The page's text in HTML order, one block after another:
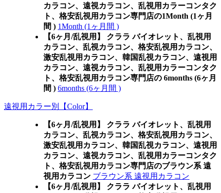
カラコン、遠視カラコン、乱視用カラーコンタク
ト、格安乱視用カラコン専門店の1Month (1ヶ月
間 ) 1Month (1ヶ月間 )
【6ヶ月/乱視用】 クララ バイオレット、乱視用
カラコン、乱視カラコン、格安乱視用カラコン、
激安乱視用カラコン、韓国乱視カラコン、遠視用
カラコン、遠視カラコン、乱視用カラーコンタク
ト、格安乱視用カラコン専門店の 6months (6ヶ月
間 ) 6months (6ヶ月間 )
遠視用カラー別【Color】
【6ヶ月/乱視用】 クララ バイオレット、乱視用
カラコン、乱視カラコン、格安乱視用カラコン、
激安乱視用カラコン、韓国乱視カラコン、遠視用
カラコン、遠視カラコン、乱視用カラーコンタク
ト、格安乱視用カラコン専門店のブラウン系 遠
視用カラコン ブラウン系 遠視用カラコン
【6ヶ月/乱視用】 クララ バイオレット、乱視用